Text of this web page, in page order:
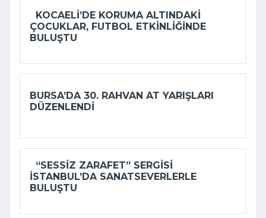
KOCAELI’DE KORUMA ALTINDAKI
ÇOCUKLAR, FUTBOL ETKINLIĞINDE
BULUŞTU
BURSA’DA 30. RAHVAN AT YARIŞLARI
DÜZENLENDI
“SESSIZ ZARAFET” SERGISI
İSTANBUL’DA SANATSEVERLERLE
BULUŞTU